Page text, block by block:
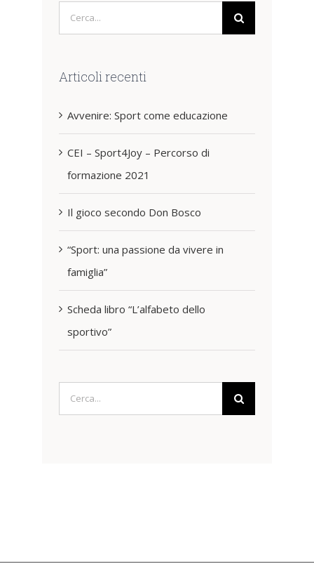
Cerca
per:
Articoli recenti
Avvenire: Sport come educazione
CEI – Sport4Joy – Percorso di
formazione 2021
Il gioco secondo Don Bosco
“Sport: una passione da vivere in
famiglia”
Scheda libro “L’alfabeto dello
sportivo”
Cerca
per: